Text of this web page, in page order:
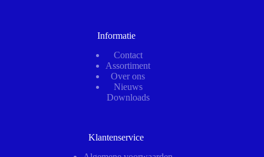
Informatie
Contact
Assortiment
Over ons
Nieuws
Downloads
Klantenservice